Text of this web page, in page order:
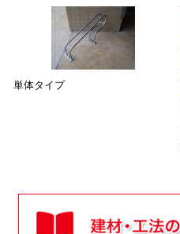
単体タイプ